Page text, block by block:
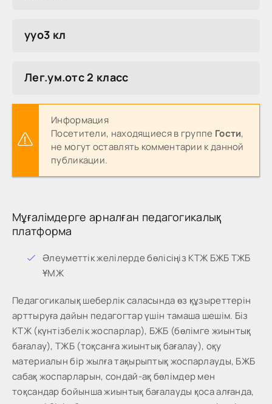
ууо3 кл
Лег.ум.отс 2 класс
Информация
Посетители, находящиеся в группе Гости,
не могут оставлять комментарии к данной
публикации.
Мұғалімдерге арналған педагогикалық
платформа
Әлеуметтік желілерде бөлісіңіз КТЖ БЖБ ТЖБ
ҰМЖ
Педагогикалық шеберлік саласында өз құзыреттерін
арттыруға дайын педагогтар үшін тамаша шешім. Біз
КТЖ (күнтізбелік жоспарлар), БЖБ (бөлімге жиынтық
бағалау), ТЖБ (тоқсанға жиынтық бағалау), оқу
материалын бір жылға тақырыптық жоспарлауды, БЖБ
сабақ жоспарларын, сондай-ақ бөлімдер мен
тоқсандар бойынша жиынтық бағалауды қоса алғанда,